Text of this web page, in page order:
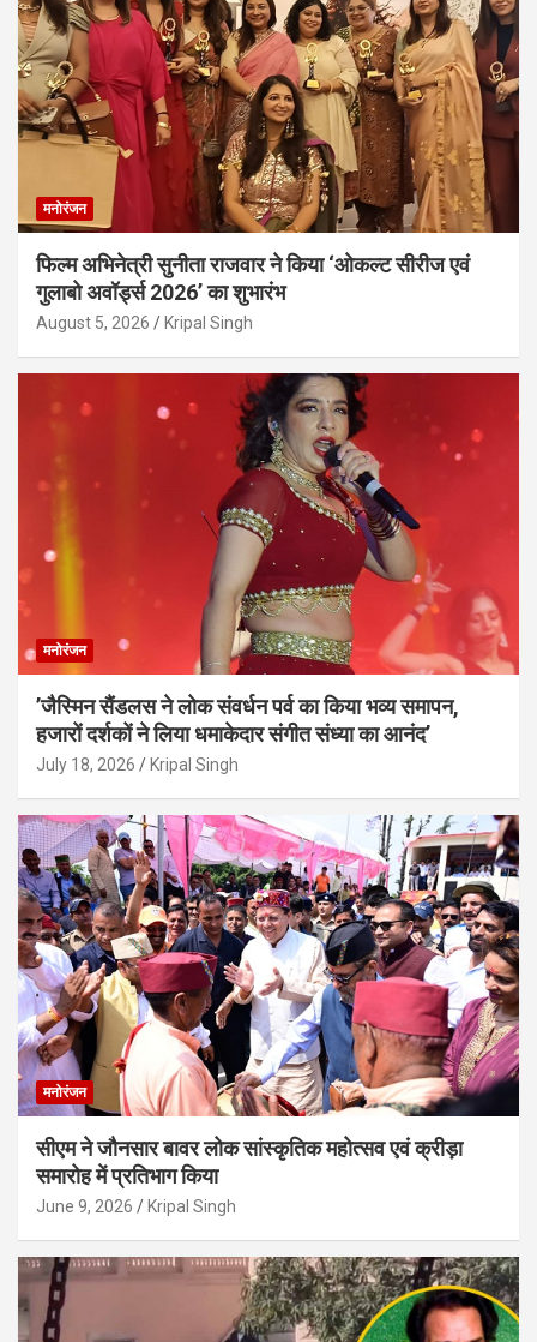
मनोरंजन
फिल्म अभिनेत्री सुनीता राजवार ने किया ‘ओकल्ट सीरीज एवं
गुलाबो अवॉर्ड्स 2026’ का शुभारंभ
August 5, 2026 Kripal Singh
मनोरंजन
’जैस्मिन सैंडलस ने लोक संवर्धन पर्व का किया भव्य समापन,
हजारों दर्शकों ने लिया धमाकेदार संगीत संध्या का आनंद’
July 18, 2026 Kripal Singh
मनोरंजन
सीएम ने जौनसार बावर लोक सांस्कृतिक महोत्सव एवं क्रीड़ा
समारोह में प्रतिभाग किया
June 9, 2026 Kripal Singh